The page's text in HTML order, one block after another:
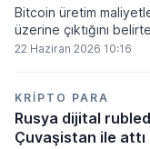
Bitcoin üretim
üzerine çıktığını
analistleri, madencilik
22 Haziran 2026 10:16
KRIPTO PARA
Rusya dijital
Çuvaşistan ile attı